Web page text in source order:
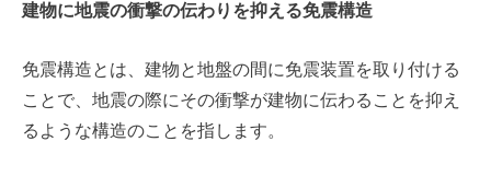
建物に地震の衝撃の伝わりを抑える免震構造
免震構造とは、建物と地盤の間に免震装置を取り付ける
ことで、地震の際にその衝撃が建物に伝わることを抑え
るような構造のことを指します。